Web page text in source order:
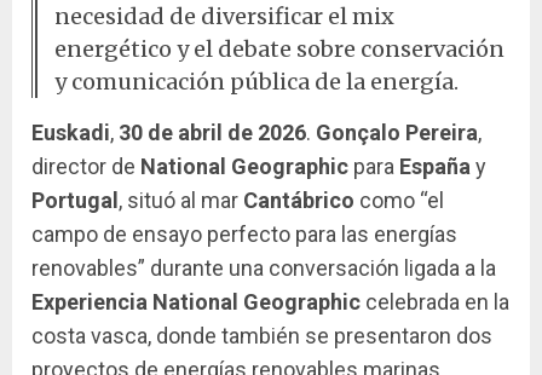
necesidad de diversificar el mix
energético y el debate sobre conservación
y comunicación pública de la energía.
Euskadi, 30 de abril de 2026. Gonçalo Pereira,
director de National Geographic para Españay
Portugal , situó al mar Cantábrico como “el
campo de ensayo perfecto para las energías
renovables” durante una conversación ligada a la
Experiencia National Geographic celebrada en la
costa vasca, donde también se presentaron dos